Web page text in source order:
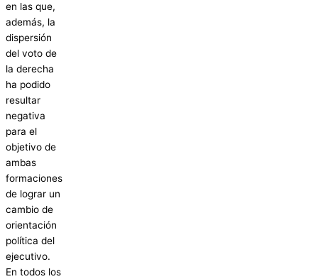
en las que,
además, la
dispersión
del voto de
la derecha
ha podido
resultar
negativa
para el
objetivo de
ambas
formaciones
de lograr un
cambio de
orientación
política del
ejecutivo.
En todos los